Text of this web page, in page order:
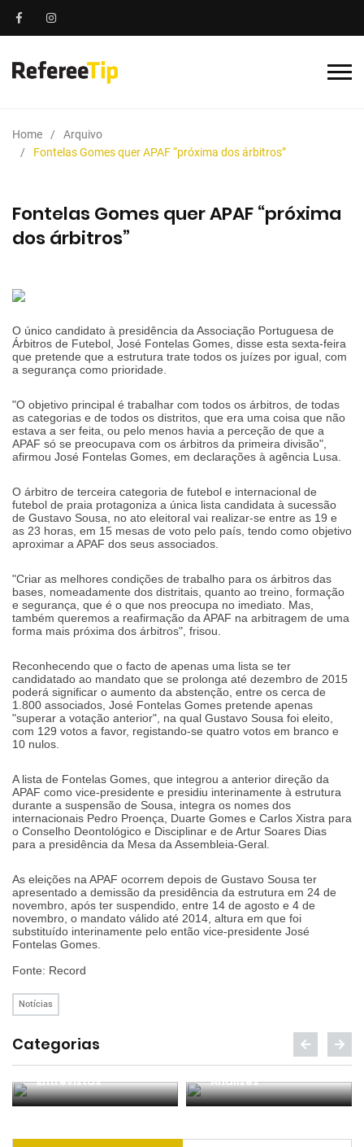
Home
Arquivo
Fontelas Gomes quer APAF “próxima dos árbitros”
Fontelas Gomes quer APAF “próxima
dos árbitros”
O único candidato à presidência da Associação Portuguesa de
Árbitros de Futebol, José Fontelas Gomes, disse esta sexta-feira
que pretende que a estrutura trate todos os juízes por igual, com
a segurança como prioridade.
"O objetivo principal é trabalhar com todos os árbitros, de todas
as categorias e de todos os distritos, que era uma coisa que não
estava a ser feita, ou pelo menos havia a perceção de que a
APAF só se preocupava com os árbitros da primeira divisão",
afirmou José Fontelas Gomes, em declarações à agência Lusa.
O árbitro de terceira categoria de futebol e internacional de
futebol de praia protagoniza a única lista candidata à sucessão
de Gustavo Sousa, no ato eleitoral vai realizar-se entre as 19 e
as 23 horas, em 15 mesas de voto pelo país, tendo como objetivo
aproximar a APAF dos seus associados.
"Criar as melhores condições de trabalho para os árbitros das
bases, nomeadamente dos distritais, quanto ao treino, formação
e segurança, que é o que nos preocupa no imediato. Mas,
também queremos a reafirmação da APAF na arbitragem de uma
forma mais próxima dos árbitros", frisou.
Reconhecendo que o facto de apenas uma lista se ter
candidatado ao mandato que se prolonga até dezembro de 2015
poderá significar o aumento da abstenção, entre os cerca de
1.800 associados, José Fontelas Gomes pretende apenas
"superar a votação anterior", na qual Gustavo Sousa foi eleito,
com 129 votos a favor, registando-se quatro votos em branco e
10 nulos.
A lista de Fontelas Gomes, que integrou a anterior direção da
APAF como vice-presidente e presidiu interinamente à estrutura
durante a suspensão de Sousa, integra os nomes dos
internacionais Pedro Proença, Duarte Gomes e Carlos Xistra para
o Conselho Deontológico e Disciplinar e de Artur Soares Dias
para a presidência da Mesa da Assembleia-Geral.
As eleições na APAF ocorrem depois de Gustavo Sousa ter
apresentado a demissão da presidência da estrutura em 24 de
novembro, após ter suspendido, entre 14 de agosto e 4 de
novembro, o mandato válido até 2014, altura em que foi
substituído interinamente pelo então vice-presidente José
Fontelas Gomes.
Fonte: Record
Notícias
Categorias
Entrevistas Análises